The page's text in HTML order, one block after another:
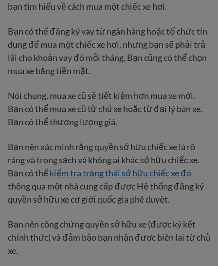
bạn tìm hiểu về cách mua một chiếc xe hơi.
Bạn có thể đăng ký vay từ ngân hàng hoặc tổ chức tín
dụng để mua một chiếc xe hơi, nhưng bạn sẽ phải trả
lãi cho khoản vay đó mỗi tháng. Bạn cũng có thể chọn
mua xe bằng tiền mặt.
Nói chung, mua xe cũ sẽ tiết kiệm hơn mua xe mới.
Bạn có thể mua xe cũ từ chủ xe hoặc từ đại lý bán xe.
Bạn có thể thương lượng giá.
Bạn nên xác minh rằng quyền sở hữu chiếc xe là rõ
ràng và trong sạch và không ai khác sở hữu chiếc xe.
Bạn có thểkiểm tra trạng thái sở hữu chiếc xe đó
thông qua một nhà cung cấp được Hệ thống đăng ký
quyền sở hữu xe cơ giới quốc gia phê duyệt.
Bạn nên công chứng quyền sở hữu xe (được ký kết
chính thức) và đảm bảo bạn nhận được biên lai từ chủ
xe.